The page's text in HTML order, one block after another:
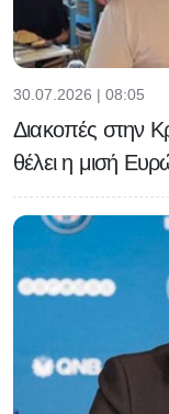
30.07.2026 | 08:05
Διακοπές στην
θέλει η μισή